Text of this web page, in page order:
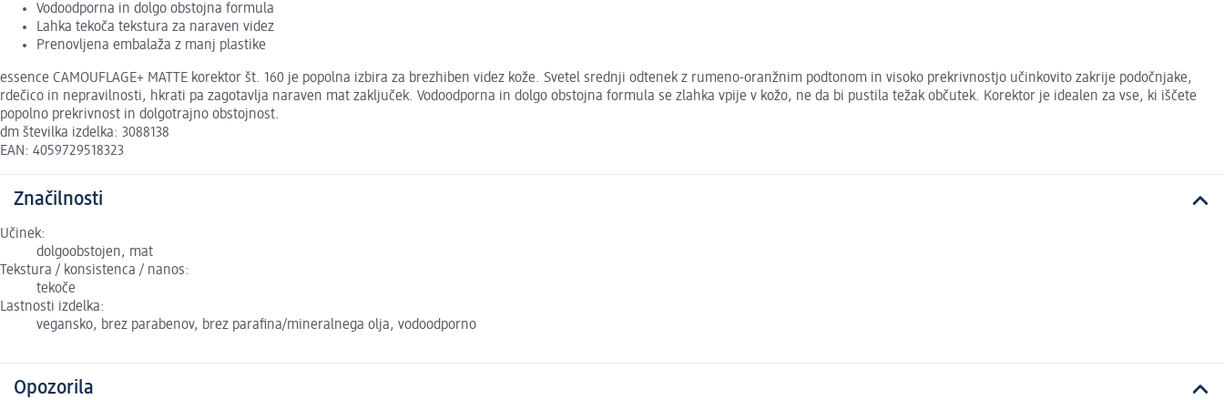
Vodoodporna in dolgo obstojna formula
Lahka tekoča tekstura za naraven videz
Prenovljena embalaža z manj plastike
essence CAMOUFLAGE+ MATTE korektor št. 160 je popolna izbira za brezhiben videz kože. Svetel srednji odtenek z rumeno-oranžnim podtonom in visoko prekrivnostjo učinkovito zakrije podočnjake,
rdečico in nepravilnosti, hkrati pa zagotavlja naraven mat zaključek. Vodoodporna in dolgo obstojna formula se zlahka vpije v kožo, ne da bi pustila težak občutek. Korektor je idealen za vse, ki iščete
popolno prekrivnost in dolgotrajno obstojnost.
dm številka izdelka: 3088138
EAN: 4059729518323
Značilnosti
Učinek:
dolgoobstojen, mat
Tekstura / konsistenca / nanos:
tekoče
Lastnosti izdelka:
vegansko, brez parabenov, brez parafina/mineralnega olja, vodoodporno
Opozorila